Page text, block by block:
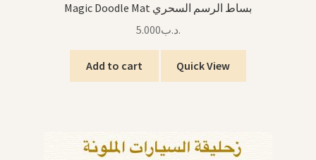
Magic Doodle Mat بساط الرسم السحري
.د.ب5.000
Add to cart Quick View